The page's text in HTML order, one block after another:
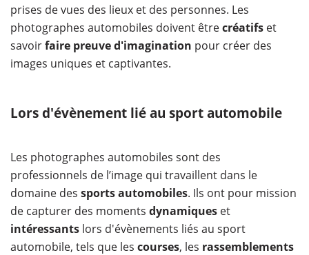
prises de vues des lieux et des personnes. Les
photographes automobiles doivent êtrecréatifs et
savoirfaire preuve d'imagination pour créer des
images uniques et captivantes.
Lors d'évènement lié au sport automobile
Les photographes automobiles sont des
professionnels de l’image qui travaillent dans le
domaine des sports automobiles. Ils ont pour mission
de capturer des moments dynamiques et
intéressants lors d'évènements liés au sport
automobile, tels que les courses, les rassemblements